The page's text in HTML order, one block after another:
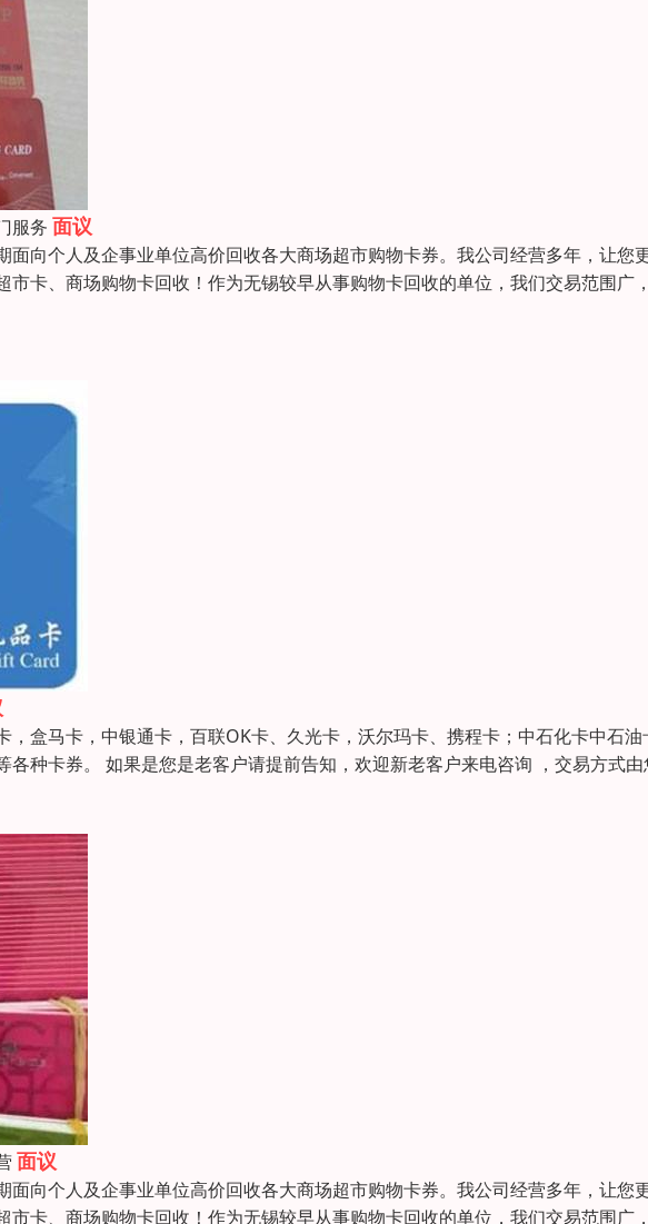
服务 面议
向个人及企事业单位高价回收各大商场超市购物卡券。我公司经营多年，让您
卡、商场购物卡回收！作为无锡较早从事购物卡回收的单位，我们交易范围广
盒马卡，中银通卡，百联OK卡、久光卡，沃尔玛卡、携程卡；中石化卡中石油
种卡券。 如果是您是老客户请提前告知，欢迎新老客户来电咨询 ，交易方式由
面议
向个人及企事业单位高价回收各大商场超市购物卡券。我公司经营多年，让您
卡、商场购物卡回收！作为无锡较早从事购物卡回收的单位，我们交易范围广